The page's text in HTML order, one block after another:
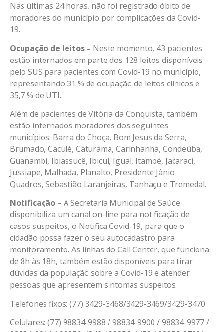
Nas últimas 24 horas, não foi registrado óbito de
moradores do município por complicações da Covid-
19.
Ocupação de leitos – Neste momento, 43 pacientes
estão internados em parte dos 128 leitos disponíveis
pelo SUS para pacientes com Covid-19 no município,
representando 31 % de ocupação de leitos clínicos e
35,7 % de UTI.
Além de pacientes de Vitória da Conquista, também
estão internados moradores dos seguintes
municípios: Barra do Choça, Bom Jesus da Serra,
Brumado, Caculé, Caturama, Carinhanha, Condeúba,
Guanambi, Ibiassucê, Ibicuí, Iguaí, Itambé, Jacaraci,
Jussiape, Malhada, Planalto, Presidente Jânio
Quadros, Sebastião Laranjeiras, Tanhaçu e Tremedal.
Notificação – A Secretaria Municipal de Saúde
disponibiliza um canal on-line para notificação de
casos suspeitos, o Notifica Covid-19, para que o
cidadão possa fazer o seu autocadastro para
monitoramento. As linhas do Call Center, que funciona
de 8h às 18h, também estão disponíveis para tirar
dúvidas da população sobre a Covid-19 e atender
pessoas que apresentem sintomas suspeitos.
Telefones fixos: (77) 3429-3468/3429-3469/3429-3470
Celulares: (77) 98834-9988 / 98834-9900 / 98834-9977 /